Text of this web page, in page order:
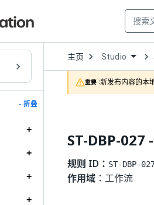
- 折叠
主页 Open
Dropdown
to
choose
product
Studio
重要 :新发布内容的本
ST-DBP-027
规则 ID： ST-DBP-
作用域 ：工作流